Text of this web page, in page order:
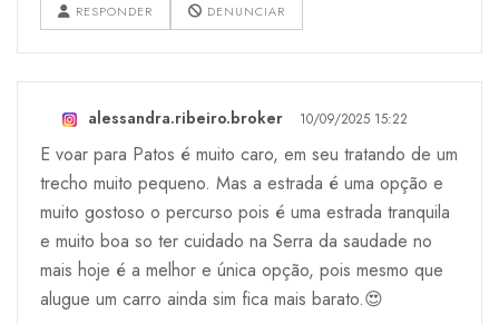
RESPONDER DENUNCIAR
alessandra.ribeiro.broker 10/09/2025 15:22
E voar para Patos é muito caro, em seu tratando de um
trecho muito pequeno. Mas a estrada é uma opção e
muito gostoso o percurso pois é uma estrada tranquila
e muito boa so ter cuidado na Serra da saudade no
mais hoje é a melhor e única opção, pois mesmo que
alugue um carro ainda sim fica mais barato.😍